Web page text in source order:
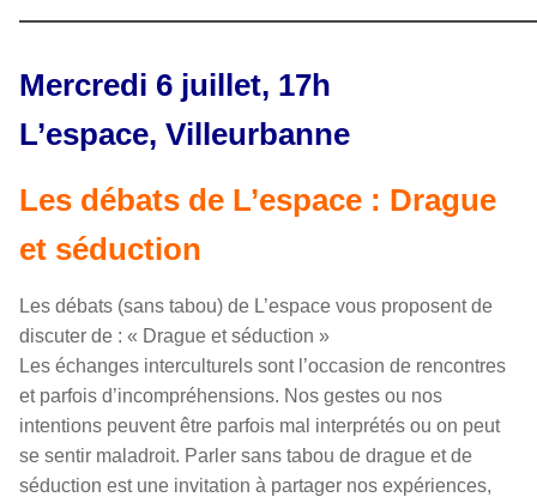
Mercredi 6 juillet, 17h
L’espace, Villeurbanne
Les débats de L’espace : Drague
et séduction
Les débats (sans tabou) de L’espace vous proposent de
discuter de : « Drague et séduction »
Les échanges interculturels sont l’occasion de rencontres
et parfois d’incompréhensions. Nos gestes ou nos
intentions peuvent être parfois mal interprétés ou on peut
se sentir maladroit. Parler sans tabou de drague et de
séduction est une invitation à partager nos expériences,